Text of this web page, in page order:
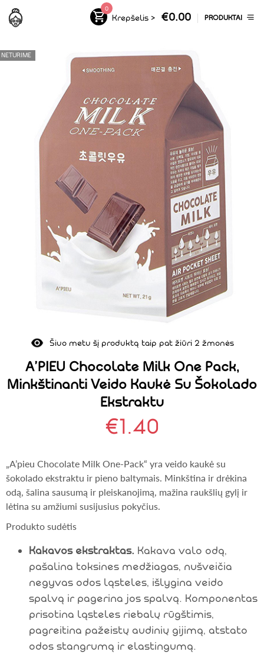
0
Krepšelis > €0.00 PRODUKTAI
Šiuo metu šį produktą taip pat žiūri 2 žmonės
NETURIME
A’PIEU Chocolate Milk One Pack,
Minkštinanti Veido Kaukė Su Šokolado
Ekstraktu
€1.40
„A’pieu Chocolate Milk One-Pack“ yra veido kaukė su
šokolado ekstraktu ir pieno baltymais. Minkština ir drėkina
odą, šalina sausumą ir pleiskanojimą, mažina raukšlių gylį ir
lėtina su amžiumi susijusius pokyčius.
Produkto sudėtis
Kakavos ekstraktas. Kakava valo odą,
pašalina toksines medžiagas, nušveičia
negyvas odos ląsteles, išlygina veido
spalvą ir pagerina jos spalvą. Komponentas
prisotina ląsteles riebalų rūgštimis,
pagreitina pažeistų audinių gijimą, atstato
odos stangrumą ir elastingumą.